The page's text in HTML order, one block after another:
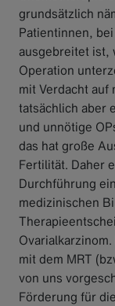
grundsätzlich
Patientinnen,
ausgebreitet ist,
Operation
mit Verdacht auf
tatsächlich aber
und unnötige
das hat große
Fertilität. Daher
Durchführung
medizinischen
mit dem MRT
von uns
Förderung für